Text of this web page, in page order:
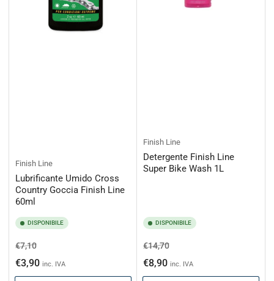
Finish Line
Lubrificante Umido Cross
Country Goccia Finish Line
60ml
DISPONIBILE
Prezzo
di
listino
€7,10Prezzo
scontato
€3,90 inc. IVA
Finish Line
Detergente Finish Line
Super Bike Wash 1L
DISPONIBILE
Prezzo
di
listino
€14,70Prezzo
scontato
€8,90 inc. IVA